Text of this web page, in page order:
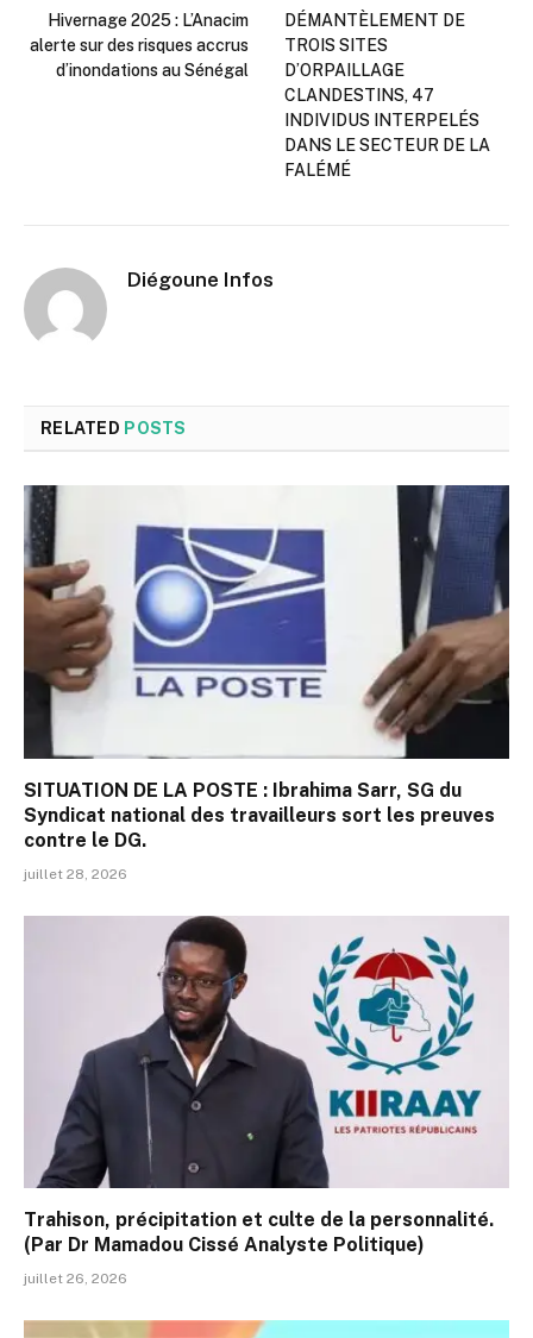
Hivernage 2025 : L’Anacim
alerte sur des risques accrus
d’inondations au Sénégal
DÉMANTÈLEMENT DE
TROIS SITES
D’ORPAILLAGE
CLANDESTINS, 47
INDIVIDUS INTERPELÉS
DANS LE SECTEUR DE LA
FALÉMÉ
Diégoune Infos
RELATED POSTS
SITUATION DE LA POSTE : Ibrahima Sarr, SG du
Syndicat national des travailleurs sort les preuves
contre le DG.
juillet 28, 2026
Trahison, précipitation et culte de la personnalité.
(Par Dr Mamadou Cissé Analyste Politique)
juillet 26, 2026